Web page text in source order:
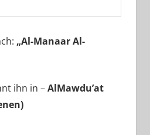
„Al-Manaar Al-
ihn in –AlMawdu’at